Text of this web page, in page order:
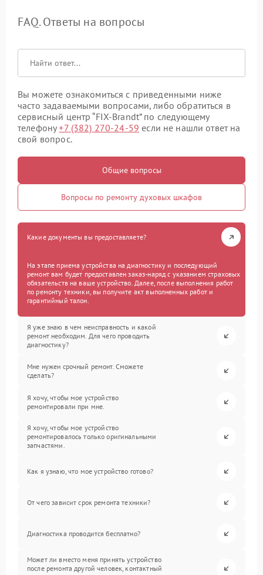
FAQ. Ответы на вопросы
Вы можете ознакомиться с приведенными ниже
часто задаваемыми вопросами, либо обратиться в
сервисный центр “FIX-Brandt” по следующему
телефону+7 (382) 270-24-59 если не нашли ответ на
свой вопрос.
Общие вопросы
Вопросы по ремонту духовых шкафов
Какие документы вы предоставляете?
На этапе приема устройства на диагностику и последующий
ремонт вам будет предоставлен заказ-наряд с указанием страховых
обязательств на ваше устройство. Далее, после выполнения работ
по ремонту техники, вы получите акт выполненных работ и
гарантийный талон.
Я уже знаю в чем неисправность и какой
ремонт необходим. Для чего проводить
диагностику?
Мне нужен срочный ремонт. Сможете
сделать?
Я хочу, чтобы мое устройство
ремонтировали при мне.
Я хочу, чтобы мое устройство
ремонтировалось только оригинальными
запчастями.
Как я узнаю, что мое устройство готово?
От чего зависит срок ремонта техники?
Диагностика проводится бесплатно?
Может ли вместо меня принять устройство
после ремонта другой человек, контактный